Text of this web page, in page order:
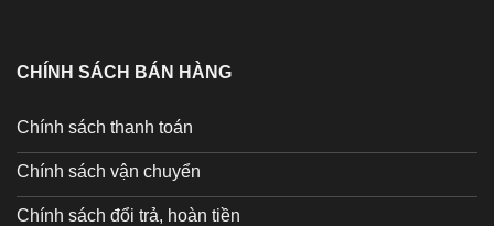
CHÍNH SÁCH BÁN HÀNG
Chính sách thanh toán
Chính sách vận chuyển
Chính sách đổi trả, hoàn tiền